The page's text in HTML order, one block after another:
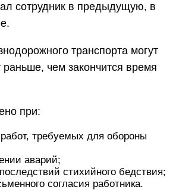
сотрудник в предыдущую, в
транспорта могут
раньше, чем закончится время
при:
требуемых для обороны
аварий;
стихийного бедствия;
согласия работника.